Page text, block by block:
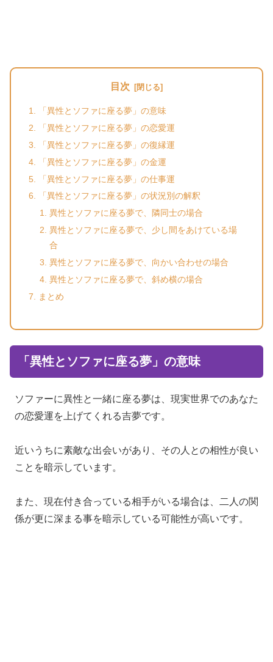
目次
「異性とソファに座る夢」の意味
「異性とソファに座る夢」の恋愛運
「異性とソファに座る夢」の復縁運
「異性とソファに座る夢」の金運
「異性とソファに座る夢」の仕事運
「異性とソファに座る夢」の状況別の解釈
異性とソファに座る夢で、隣同士の場合
異性とソファに座る夢で、少し間をあけている場
合
異性とソファに座る夢で、向かい合わせの場合
異性とソファに座る夢で、斜め横の場合
まとめ
「異性とソファに座る夢」の意味
ソファーに異性と一緒に座る夢は、現実世界でのあなた
の恋愛運を上げてくれる吉夢です。
近いうちに素敵な出会いがあり、その人との相性が良い
ことを暗示しています。
また、現在付き合っている相手がいる場合は、二人の関
係が更に深まる事を暗示している可能性が高いです。